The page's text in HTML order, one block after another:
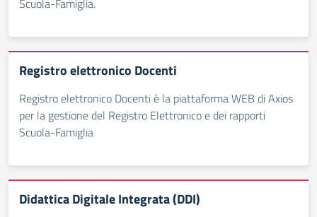
Scuola-Famiglia.
Registro elettronico Docenti
Registro elettronico Docenti è la piattaforma WEB di Axios
per la gestione del Registro Elettronico e dei rapporti
Scuola-Famiglia
Didattica Digitale Integrata (DDI)